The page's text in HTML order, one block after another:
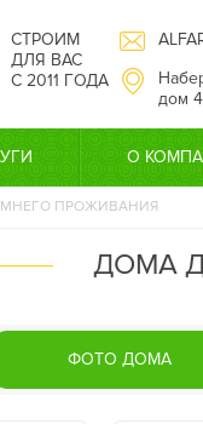
СТРОИМ
ДЛЯ ВАС
С 2011 ГОДА
дом
О
ПРОЖИВАНИЯ
ДОМА
ФОТО ДОМА